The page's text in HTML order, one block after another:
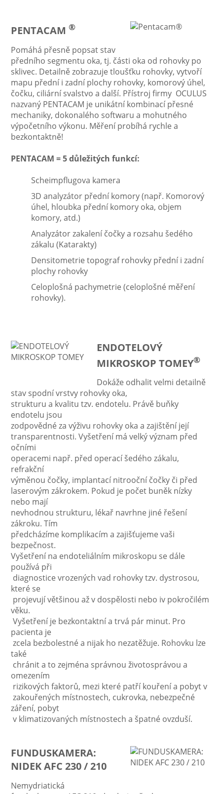
PENTACAM ®
Pomáhá přesně popsat stav
předního segmentu oka, tj. části oka od rohovky po
sklivec. Detailně zobrazuje tloušťku rohovky, vytvoří
mapu přední i zadní plochy rohovky, komorový úhel,
čočku, ciliární svalstvo a další. Přístroj firmy OCULUS
nazvaný PENTACAM je unikátní kombinací přesné
mechaniky, dokonalého softwaru a mohutného
výpočetního výkonu. Měření probíhá rychle a
bezkontaktně!
PENTACAM =5 důležitých funkcí:
Scheimpflugova kamera
3D analyzátor přední komory (např. Komorový
úhel, hloubka přední komory oka, objem
komory, atd.)
Analyzátor zakalení čočky a rozsahu šedého
zákalu (Katarakty)
Densitometrie topograf rohovky přední i zadní
plochy rohovky
Celoplošná pachymetrie (celoplošné měření
rohovky).
ENDOTELOVÝ
MIKROSKOP TOMEY®
Dokáže odhalit velmi detailně
stav spodní vrstvy rohovky oka,
strukturu a kvalitu tzv. endotelu. Právě buňky
endotelu jsou
zodpovědné za výživu rohovky oka a zajištění její
transparentnosti. Vyšetření má velký význam před
očními
operacemi např. před operací šedého zákalu,
refrakční
výměnou čočky, implantací nitrooční čočky či před
laserovým zákrokem. Pokud je počet buněk nízky
nebo mají
nevhodnou strukturu, lékař navrhne jiné řešení
zákroku. Tím
předcházíme komplikacím a zajišťujeme vaši
bezpečnost.
Vyšetření na endoteliálním mikroskopu se dále
používá při
diagnostice vrozených vad rohovky tzv. dystrosou,
které se
projevují většinou až v dospělosti nebo iv pokročilém
věku.
Vyšetření je bezkontaktní a trvá pár minut. Pro
pacienta je
zcela bezbolestné a nijak ho nezatěžuje. Rohovku lze
také
chránit a to zejména správnou životosprávou a
omezením
rizikových faktorů, mezi které patří kouření a pobyt v
zakouřených místnostech, cukrovka, nebezpečné
záření, pobyt
v klimatizovaných místnostech a špatné ovzduší.
FUNDUSKAMERA:
NIDEK AFC 230 / 210
Nemydriatická